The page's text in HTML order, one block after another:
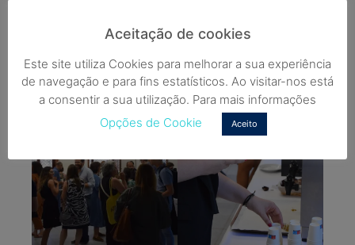
Aceitação de cookies
Este site utiliza Cookies para melhorar a sua experiência
de navegação e para fins estatísticos. Ao visitar-nos está
a consentir a sua utilização. Para mais informações
Opções de Cookie
Aceito